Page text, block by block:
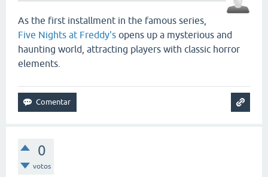
As the first installment in the famous series,
Five Nights at Freddy's opens up a mysterious and
haunting world, attracting players with classic horror
elements.
0
votos